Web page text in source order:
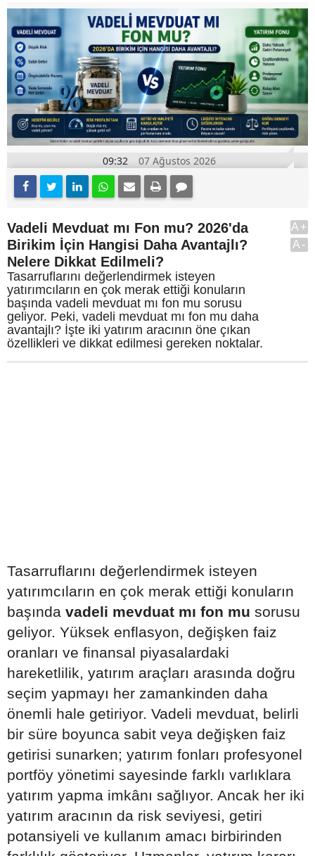
09:32 07 Ağustos 2026
Vadeli Mevduat mı Fon mu? 2026'da
Birikim İçin Hangisi Daha Avantajlı?
Nelere Dikkat Edilmeli?
Tasarruflarını değerlendirmek isteyen
yatırımcıların en çok merak ettiği konuların
başında vadeli mevduat mı fon mu sorusu
geliyor. Peki, vadeli mevduat mı fon mu daha
avantajlı? İşte iki yatırım aracının öne çıkan
özellikleri ve dikkat edilmesi gereken noktalar.
A+
A-
Tasarruflarını değerlendirmek isteyen
yatırımcıların en çok merak ettiği konuların
başında vadeli mevduat mı fon mu sorusu
geliyor. Yüksek enflasyon, değişken faiz
oranları ve finansal piyasalardaki
hareketlilik, yatırım araçları arasında doğru
seçim yapmayı her zamankinden daha
önemli hale getiriyor. Vadeli mevduat, belirli
bir süre boyunca sabit veya değişken faiz
getirisi sunarken; yatırım fonları profesyonel
portföy yönetimi sayesinde farklı varlıklara
yatırım yapma imkânı sağlıyor. Ancak her iki
yatırım aracının da risk seviyesi, getiri
potansiyeli ve kullanım amacı birbirinden